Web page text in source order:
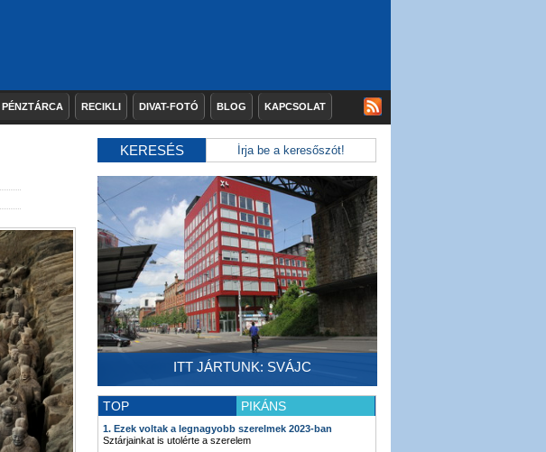
PÉNZTÁRCA RECIKLI DIVAT-FOTÓ BLOG KAPCSOLAT
KERESÉS
ITT JÁRTUNK: SVÁJC
TOP PIKÁNS
1. Ezek voltak a legnagyobb szerelmek 2023-ban
Sztárjainkat is utolérte a szerelem